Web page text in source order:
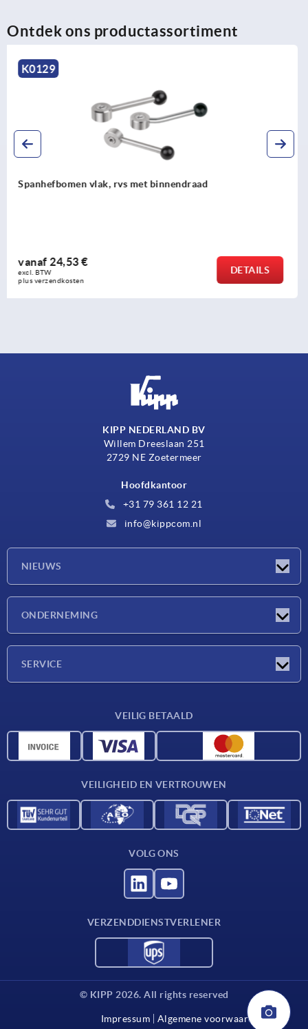
Ontdek ons productassortiment
Spanhefbomen vlak, rvs met buitendraad
vanaf
plus verzendkosten
KIPP NEDERLAND BV
Willem Dreeslaan 251
2729 NE Zoetermeer
Hoofdkantoor
+31 79 361 12 21
info@kippcom.nl
NIEUWS
ONDERNEMING
SERVICE
CAD-gegevens
VEILIG BETAALD
VEILIGHEID EN VERTROUWEN
VOLG ONS
VERZENDDIENSTVERLENER
© KIPP 2026. All rights reserved
Impressum
Algemene voorwaarden